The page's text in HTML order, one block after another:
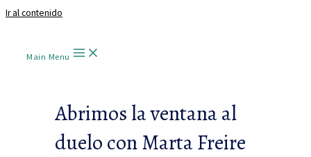
Ir al contenido
Main Menu
Abrimos la ventana al
duelo con Marta Freire